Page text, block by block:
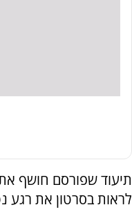
תיעוד שפורסם חושף
לראות בסרטון את רגע